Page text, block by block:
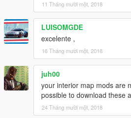
11 Tháng mười một, 2018
LUISOMGDE
excelente ,
16 Tháng mười một, 2018
juh00
your interior map mods are
possible to download these
24 Tháng mười một, 2018